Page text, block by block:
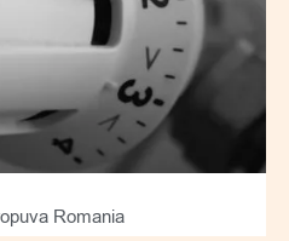
Romania